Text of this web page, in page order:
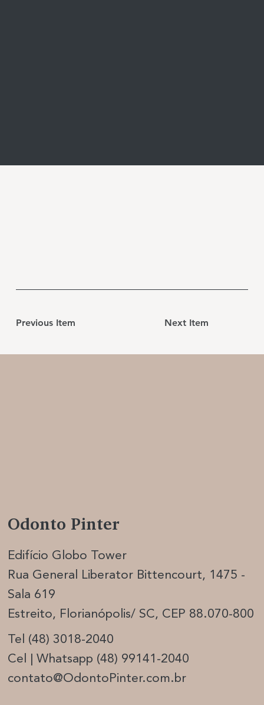
Previous Item Next Item
Edifício Globo Tower
Rua General Liberator Bittencourt, 1475 -
Sala 619
Estreito, Florianópolis/ SC, CEP 88.070-800
Tel (48) 3018-2040
Cel | Whatsapp (48) 99141-2040
contato@OdontoPinter.com.br
Odonto Pinter